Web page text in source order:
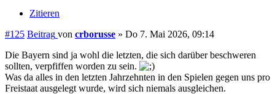
Zitieren
#125 Beitrag von crborusse » Do 7. Mai 2026, 09:14
Die Bayern sind ja wohl die letzten, die sich darüber beschweren
sollten, verpfiffen worden zu sein.
Was da alles in den letzten Jahrzehnten in den Spielen gegen uns pro
Freistaat ausgelegt wurde, wird sich niemals ausgleichen.